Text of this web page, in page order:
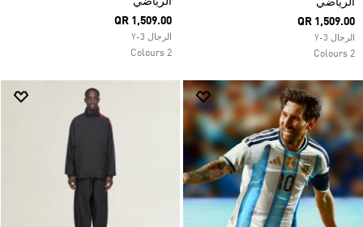
الرياضي
QR 1,509.00
الرجال Y-3
2 Colours
QR 1,509.00
الرجال Y-3
2 Colours